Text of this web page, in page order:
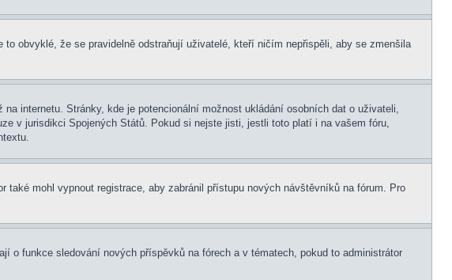
obvyklé, že se pravidelně odstraňují uživatelé, kteří ničím nepřispěli, aby se zmenšila
internetu. Stránky, kde je potencionální možnost ukládání osobních dat o uživateli,
v jurisdikci Spojených Států. Pokud si nejste jisti, jestli toto platí i na vašem fóru,
mohl vypnout registrace, aby zabránil přístupu nových návštěvníků na fórum. Pro
o funkce sledování nových příspěvků na fórech a v tématech, pokud to administrátor